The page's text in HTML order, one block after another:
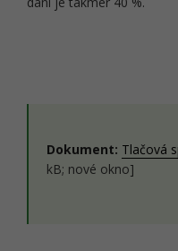
Dokument: Tlačová
kB; nové okno]